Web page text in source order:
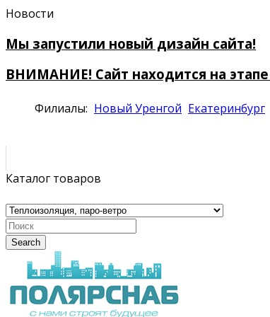
Новости
Мы запустили новый дизайн сайта!
ВНИМАНИЕ! Сайт находится на этапе
Филиалы: Новый Уренгой Екатеринбург
Каталог товаров
Search